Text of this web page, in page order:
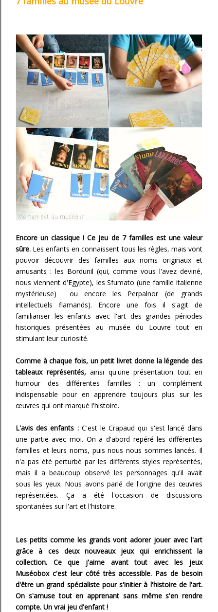
Encore un classique ! Ce jeu de 7 familles est une valeur
sûre. Les enfants en connaissent tous les règles, mais vont
pouvoir découvrir des familles aux noms originaux et
amusants : les Bordunil (qui, comme vous l'avez deviné,
nous viennent d'Egypte), les Sfumato (une famille italienne
mystérieuse) ou encore les Perpalnor (de grands
intellectuels flamands). Encore une fois il s'agit de
familiariser les enfants avec l'art des grandes périodes
historiques présentées au musée du Louvre tout en
stimulant leur curiosité.
Comme à chaque fois, un petit livret donne la légende des
tableaux représentés, ainsi qu'une présentation tout en
humour des différentes familles : un complément
indispensable pour en apprendre toujours plus sur les
œuvres qui ont marqué l'histoire.
L'avis des enfants : C'est le Crapaud qui s'est lancé dans
une partie avec moi. On a d'abord repéré les différentes
familles et leurs noms, puis nous nous sommes lancés. Il
n'a pas été perturbé par les différents styles représentés,
mais il a beaucoup observé les personnages qu'il avait
sous les yeux. Nous avons parlé de l'origine des œuvres
représentées. Ça a été l'occasion de discussions
spontanées sur l'art et l'histoire.
Les petits comme les grands vont adorer jouer avec l'art
grâce à ces deux nouveaux jeux qui enrichissent la
collection. Ce que j'aime avant tout avec les jeux
Muséobox c'est leur côté très accessible. Pas de besoin
d'être un grand spécialiste pour s'initier à l'histoire de l'art.
On s'amuse tout en apprenant sans même s'en rendre
compte. Un vrai jeu d'enfant !